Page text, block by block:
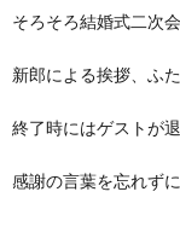
そろそろ結婚式二次
新郎による挨拶、ふ
終了時にはゲストが
感謝の言葉を忘れずに